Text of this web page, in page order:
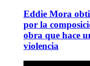
Eddie Mora
por la
obra que hace
violencia